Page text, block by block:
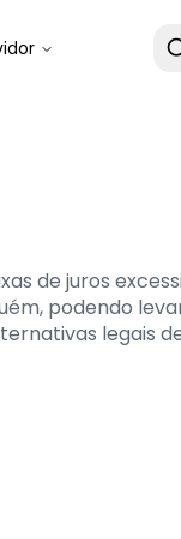
de juros
podendo
legais